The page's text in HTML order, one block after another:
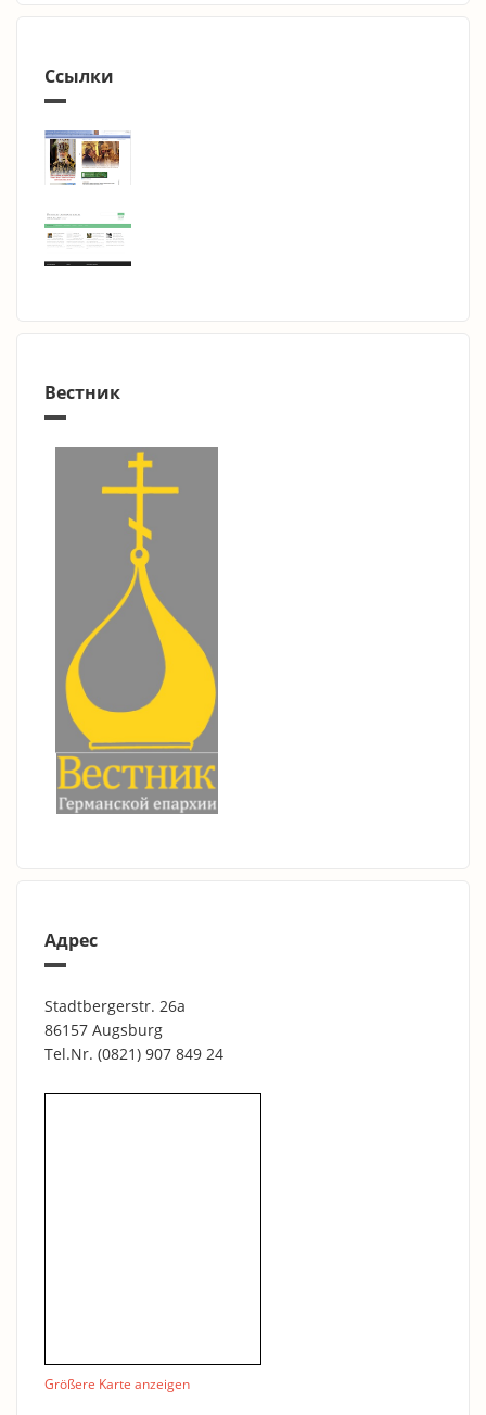
Ссылки
Вестник
Адрес
Stadtbergerstr. 26a
86157 Augsburg
Tel.Nr. (0821) 907 849 24
Größere Karte anzeigen